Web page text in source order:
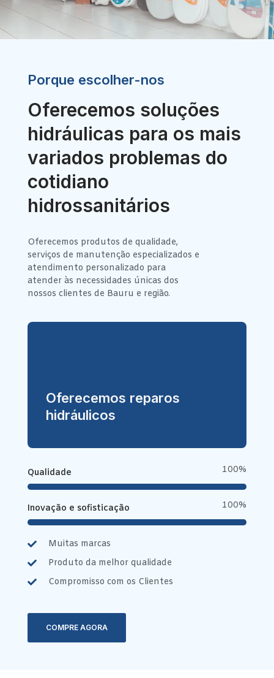
Porque escolher-nos
Oferecemos soluções
hidráulicas para os mais
variados problemas do
cotidiano
hidrossanitários
Oferecemos produtos de qualidade,
serviços de manutenção especializados e
atendimento personalizado para
atender às necessidades únicas dos
nossos clientes de Bauru e região.
Oferecemos reparos
hidráulicos
Qualidade 100%
Inovação e sofisticação 100%
Muitas marcas
Produto da melhor qualidade
Compromisso com os Clientes
COMPRE AGORA